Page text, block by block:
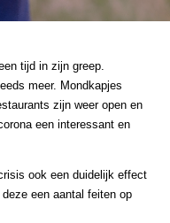
tijd in zijn greep.
meer. Mondkapjes
zijn weer open en
een interessant en
ook een duidelijk effect
een aantal feiten op